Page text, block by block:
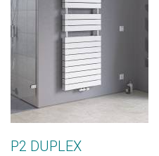
P2 DUPLEX